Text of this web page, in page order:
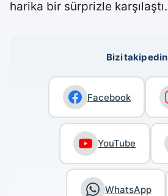
harika bir sürprizle karşılaştı.
Bizi takip edin
Facebook
YouTube
WhatsApp